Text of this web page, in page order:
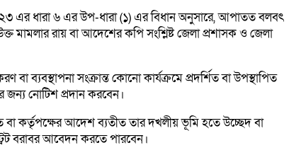
এর ধারা ৬ এর উপ-ধারা (১) এর বিধান অনুসারে, আপাতত বলবৎ
রায় বা আদেশের কপি সংশ্লিষ্ট জেলা প্রশাসক ও জেলা
বা ব্যবস্থাপনা সংক্রান্ত কোনো কার্যক্রমে প্রদর্শিত বা উপস্থাপিত
জন্য নোটিশ প্রদান করবেন।
কর্তৃপক্ষের আদেশ ব্যতীত তার দখলীয় ভূমি হতে উচ্ছেদ বা
বরাবর আবেদন করতে পারবেন।